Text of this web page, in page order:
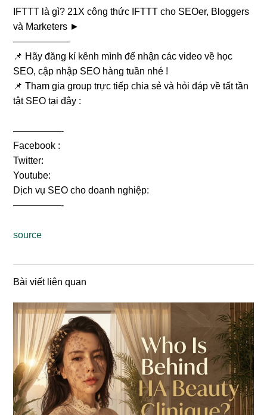
IFTTT là gì? 21X công thức IFTTT cho SEOer, Bloggers
và Marketers ►
——————
📌 Hãy đăng kí kênh mình để nhận các video về học
SEO, cập nhập SEO hàng tuần nhé !
📌 Tham gia group trực tiếp chia sẻ và hỏi đáp về tất tần
tật SEO tại đây :
—————-
Facebook :
Twitter:
Youtube:
Dịch vụ SEO cho doanh nghiệp:
—————-
source
Bài viết liên quan